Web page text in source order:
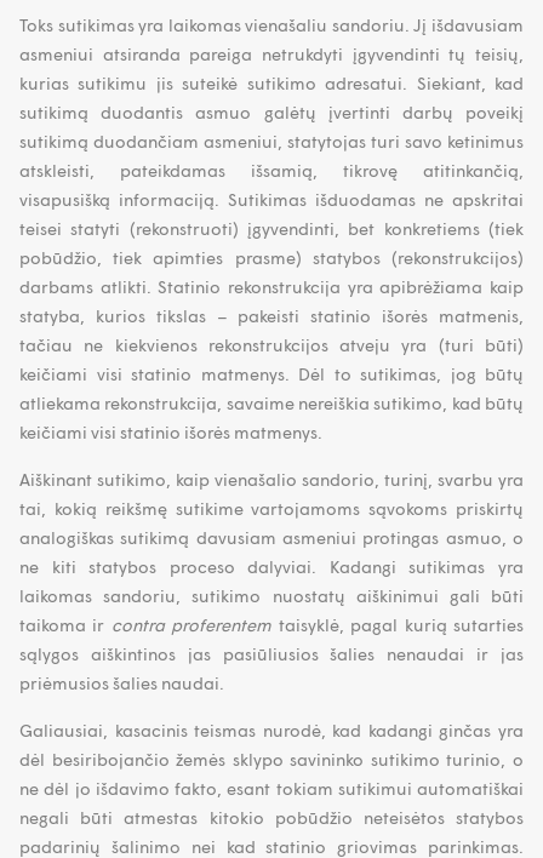
Toks sutikimas yra laikomas vienašaliu sandoriu. Jį išdavusiam
asmeniui atsiranda pareiga netrukdyti įgyvendinti tų teisių,
kurias sutikimu jis suteikė sutikimo adresatui. Siekiant, kad
sutikimą duodantis asmuo galėtų įvertinti darbų poveikį
sutikimą duodančiam asmeniui, statytojas turi savo ketinimus
atskleisti, pateikdamas išsamią, tikrovę atitinkančią,
visapusišką informaciją. Sutikimas išduodamas ne apskritai
teisei statyti (rekonstruoti) įgyvendinti, bet konkretiems (tiek
pobūdžio, tiek apimties prasme) statybos (rekonstrukcijos)
darbams atlikti. Statinio rekonstrukcija yra apibrėžiama kaip
statyba, kurios tikslas – pakeisti statinio išorės matmenis,
tačiau ne kiekvienos rekonstrukcijos atveju yra (turi būti)
keičiami visi statinio matmenys. Dėl to sutikimas, jog būtų
atliekama rekonstrukcija, savaime nereiškia sutikimo, kad būtų
keičiami visi statinio išorės matmenys.
Aiškinant sutikimo, kaip vienašalio sandorio, turinį, svarbu yra
tai, kokią reikšmę sutikime vartojamoms sąvokoms priskirtų
analogiškas sutikimą davusiam asmeniui protingas asmuo, o
ne kiti statybos proceso dalyviai. Kadangi sutikimas yra
laikomas sandoriu, sutikimo nuostatų aiškinimui gali būti
taikoma ir contra proferentem taisyklė, pagal kurią sutarties
sąlygos aiškintinos jas pasiūliusios šalies nenaudai ir jas
priėmusios šalies naudai.
Galiausiai, kasacinis teismas nurodė, kad kadangi ginčas yra
dėl besiribojančio žemės sklypo savininko sutikimo turinio, o
ne dėl jo išdavimo fakto, esant tokiam sutikimui automatiškai
negali būti atmestas kitokio pobūdžio neteisėtos statybos
padarinių šalinimo nei kad statinio griovimas parinkimas.